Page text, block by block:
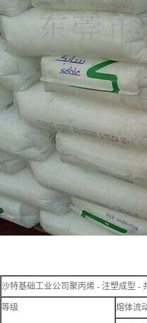
沙特基础工业公司聚丙烯 - 注塑成型 -
等级 熔体流